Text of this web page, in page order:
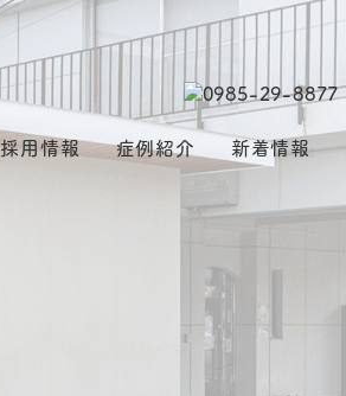
採用情報 症例紹介 新着情報